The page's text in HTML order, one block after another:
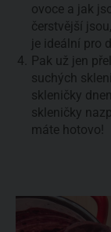
ovoce a jak
čerstvější
je ideální pro
Pak už jen
suchých
skleničky
skleničky
máte hotovo!